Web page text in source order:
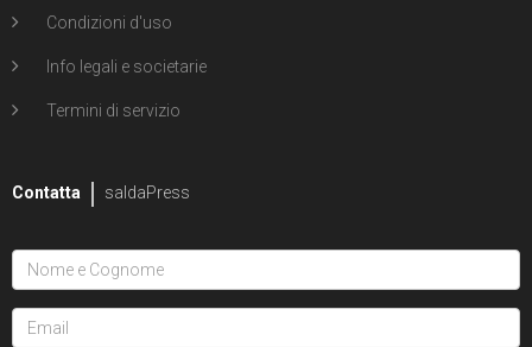
Condizioni d'uso
Info legali e societarie
Termini di servizio
Contatta saldaPress